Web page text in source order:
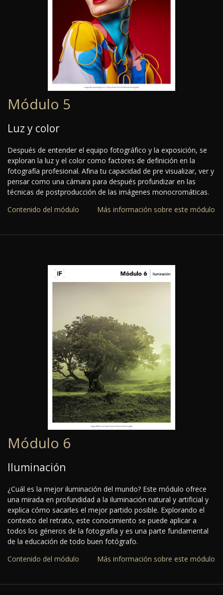
Módulo 5
Luz y color
Después de entender el equipo fotográfico y la exposición, se
exploran la luz y el color como factores de definición en la
fotografía profesional. Afina tu capacidad de pre visualizar, ver y
pensar como una cámara para después profundizar en las
técnicas de postproducción de las imágenes monocromáticas.
Contenido del módulo
Más información sobre este módulo
Módulo 6
Iluminación
¿Cuál es la mejor iluminación del mundo? Este módulo ofrece
una mirada en profundidad a la iluminación natural y artificial y
explica cómo sacarles el mejor partido posible. Explorando el
contexto del retrato, este conocimiento se puede aplicar a
todos los géneros de la fotografía y es una parte fundamental
de la educación de todo buen fotógrafo.
Contenido del módulo
Más información sobre este módulo